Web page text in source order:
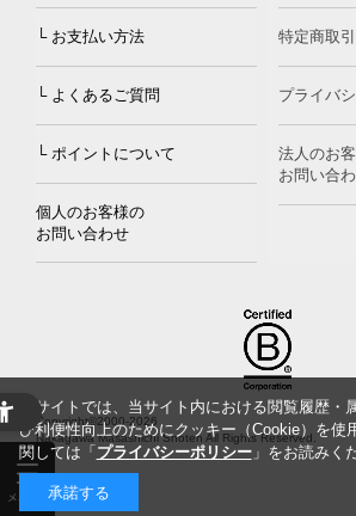
└ お支払い方法
└ よくあるご質問
└ ポイントについて
個人のお客様の
お問い合わせ
特定商取
プライバ
法人のお
お問い合
Copyright©2000-2026
Nakagawa Masashichi Shoten All Rights Reserved.
当サイトでは、当サイト内における閲覧履歴・
び利便性向上のためにクッキー（Cookie）を使
関しては「 プライバシーポリシー」をお読みく
承諾する